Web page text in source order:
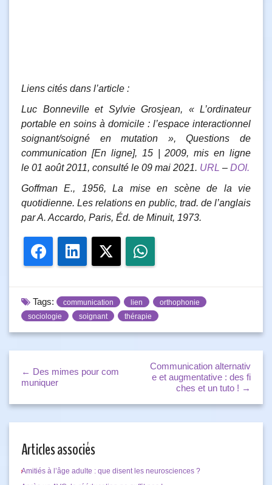
Liens cités dans l’article :
Luc Bonnevilleet Sylvie Grosjean, « L’ordinateur
portable en soins à domicile : l’espace interactionnel
soignant/soigné en mutation », Questions de
communication [En ligne], 15 | 2009, mis en ligne
le 01 août 2011, consulté le 09 mai 2021. URL – DOI.
Goffman E., 1956, La mise en scène de la vie
quotidienne. Les relations en public, trad. de l’anglais
par A. Accardo, Paris, Éd. de Minuit, 1973.
FacebookLinkedInTwitter
Tags: communication lien
orthophonie
sociologie
soignant thérapie
← Des mimes pour com
muniquer
Communication alternativ
e et augmentative : des fi
ches et un tuto ! →
Articles associés
Amitiés à l’âge adulte : que disent les neurosciences ?